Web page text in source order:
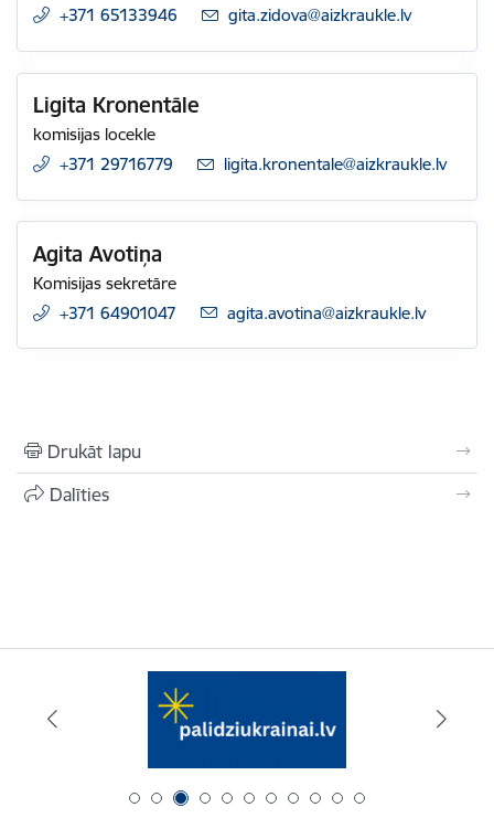
+371 65133946
E-pasts:
gita.zidova@aizkraukle.lv
Ligita Kronentāle
komisijas locekle
+371 29716779
E-pasts:
ligita.kronentale@aizkraukle.lv
Agita Avotiņa
Komisijas sekretāre
+371 64901047
E-pasts:
agita.avotina@aizkraukle.lv
Drukāt lapu
Dalīties